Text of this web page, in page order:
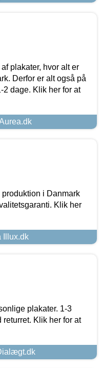
plakater, hvor alt er
Derfor er alt også på
2 dage. Klik her for at
produktion i Danmark
Klik her
Illux.dk
plakater. 1-3
Klik her for at